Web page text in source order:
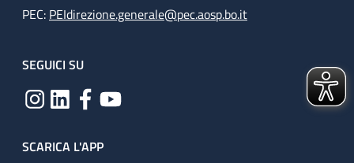
PEC: PEIdirezione.generale@pec.aosp.bo.it
SEGUICI SU
SCARICA L'APP